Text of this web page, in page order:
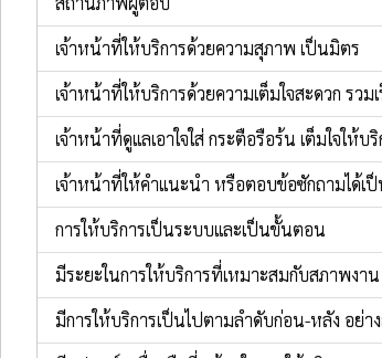
เจ้าหน้าที่ให้บริการด้วยความสุภาพ เป็นมิตร
เจ้าหน้าที่ให้บริการด้วยความเต็มใจสะดวก รวมเ
เจ้าหน้าที่ดูแลเอาใจใส่ กระตือรือร้น เต็มใจให้บริ
เจ้าหน้าที่ให้คำแนะนำ หรือตอบข้อซักถามได้เ
การให้บริการเป็นระบบและเป็นขั้นตอน
มีระยะในการให้บริการที่เหมาะสมกับสภาพงาน
มีการให้บริการเป็นไปตามลำดับก่อน-หลัง อย่า